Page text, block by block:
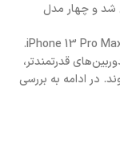
اپل معرفی شد و چهار مدل
iPhone 13 mini، iPhone 13، iPhone 13 Pro و iPhone 13 Pro Max.
قدرتمندتر،
در ادامه به بررسی